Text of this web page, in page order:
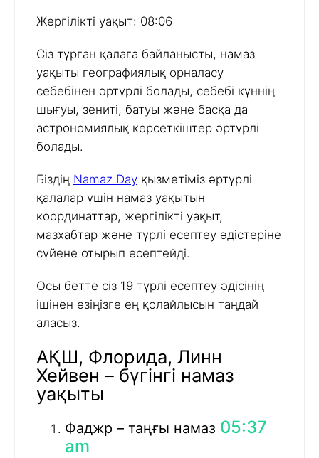
Жергілікті уақыт: 08:06
Сіз тұрған қалаға байланысты, намаз
уақыты географиялық орналасу
себебінен әртүрлі болады, себебі күннің
шығуы, зениті, батуы және басқа да
астрономиялық көрсеткіштер әртүрлі
болады.
Біздің Namaz Day қызметіміз әртүрлі
қалалар үшін намаз уақытын
координаттар, жергілікті уақыт,
мазхабтар және түрлі есептеу әдістеріне
сүйене отырып есептейді.
Осы бетте сіз 19 түрлі есептеу әдісінің
ішінен өзіңізге ең қолайлысын таңдай
аласыз.
АҚШ, Флорида, Линн
Хейвен – бүгінгі намаз
уақыты
Фаджр – таңғы намаз 05:37
am